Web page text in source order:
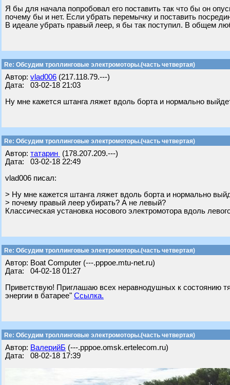
Я бы для начала попробовал его поставить так что бы он
почему бы и нет. Если убрать перемычку и поставить
В идеале убрать правый леер, я бы так поступил. В общем
Re: Обсудим троллинговые электромоторы.(часть четвертая)
Автор: vlad006 (217.118.79.---)
Дата: 03-02-18 21:03
Ну мне кажется штанга ляжет вдоль борта и нормально
Re: Обсудим троллинговые электромоторы.(часть четвертая)
Автор: татарин (178.207.209.---)
Дата: 03-02-18 22:49
vlad006 писал:
> Ну мне кажется штанга ляжет вдоль борта и нормально
> почему правый леер убирать? А не левый?
Классическая установка носового электромотора вдоль
Re: Обсудим троллинговые электромоторы.(часть четвертая)
Автор: Boat Computer (---.pppoe.mtu-net.ru)
Дата: 04-02-18 01:27
Приветствую! Приглашаю всех неравнодушных к состоянию
энергии в батарее" Ссылка.
Re: Обсудим троллинговые электромоторы.(часть четвертая)
Автор: ВалерийБ (---.pppoe.omsk.ertelecom.ru)
Дата: 08-02-18 17:39